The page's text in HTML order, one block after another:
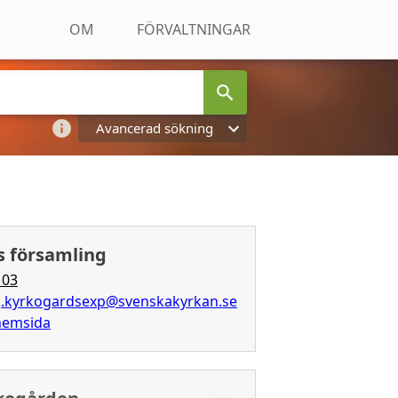
OM FÖRVALTNINGAR
Avancerad sökning
församling